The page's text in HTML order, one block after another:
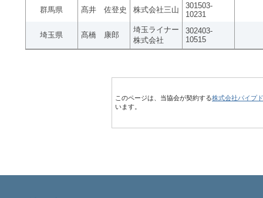
群馬県 髙井 佐登史 株式会社三山
301503-
10231
埼玉県 髙橋 康郎
埼玉ライナー
株式会社
302403-
10515
このページは、当協会が契約する株式会社パイプ
います。